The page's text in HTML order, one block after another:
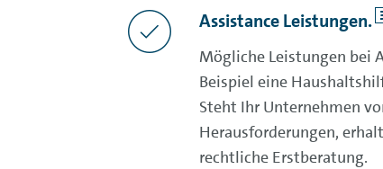
AssistanceLeistungen.
Mögliche Leistungen bei
Beispiel eine
Steht Ihr Unternehmen
Herausforderungen,
rechtliche Erstberatung.